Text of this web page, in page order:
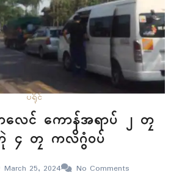
ပရိုၚ်
ကလေၚ် ကောန်အရာပ် ၂ တၠ
၄ တၠ ကလိဂွံဝပ်
March 25, 2024 No Comments